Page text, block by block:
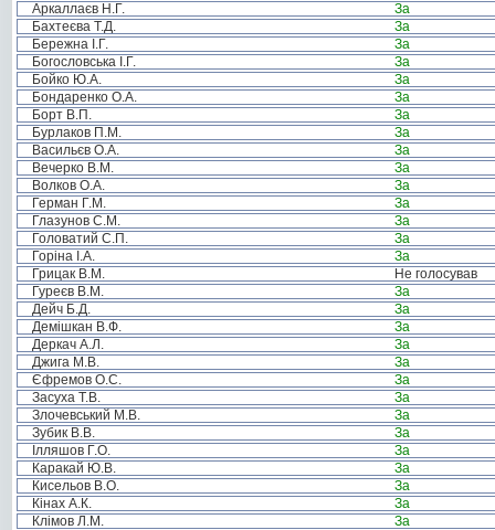
Аркаллаєв Н.Г.
За
Бахтеєва Т.Д.
За
Бережна І.Г.
За
Богословська І.Г.
За
Бойко Ю.А.
За
Бондаренко О.А.
За
Борт В.П.
За
Бурлаков П.М.
За
Васильєв О.А.
За
Вечерко В.М.
За
Волков О.А.
За
Герман Г.М.
За
Глазунов С.М.
За
Головатий С.П.
За
Горіна І.А.
За
Грицак В.М.
Не голосував
Гуреєв В.М.
За
Дейч Б.Д.
За
Демішкан В.Ф.
За
Деркач А.Л.
За
Джига М.В.
За
Єфремов О.С.
За
Засуха Т.В.
За
Злочевський М.В.
За
Зубик В.В.
За
Ілляшов Г.О.
За
Каракай Ю.В.
За
Кисельов В.О.
За
Кінах А.К.
За
Клімов Л.М.
За